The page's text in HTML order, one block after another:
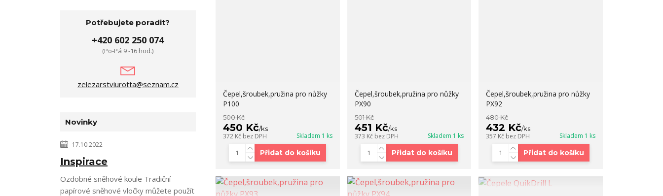
Čepel,šroubek,pružina pro nůžky
P100
500 Kč
450 Kč/ks
372 Kč bez DPH Skladem 1 ks
Přidat do košíku
Čepel,šroubek,pružina pro nůžky
PX90
501 Kč
451 Kč/ks
373 Kč bez DPH Skladem 1 ks
Přidat do košíku
Čepel,šroubek,pružina pro nůžky
PX92
480 Kč
432 Kč/ks
357 Kč bez DPH Skladem 1 ks
Přidat do košíku
Potřebujete poradit?
+420 602 250 074
(Po-Pá 9 -16 hod.)
zelezarstviurotta@seznam.cz
Novinky
17.10.2022
Inspirace
Ozdobné sněhové koule Tradiční
papírové sněhové vločky můžete použít